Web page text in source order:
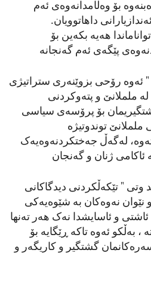
بۆ وەڵامدانەوەی ئەم
داهاتوویان.
هەیە بکەین بۆ
" ئەوە رۆحی بزوێنەری ستراتیژی
ململانێ و پتەوکردنی
بۆ پرۆسەی سیاسی
توندوتیژە
لەگەڵ جەختکردنەوەیەک
وتی " تێکەڵکردنی دیدگاکانی
نێوان نەوەکان بە شێوەیەکی
و ئاسایشدا نەک هەر تەنها
بەڵکو ئەوە تاکە ڕێگایە بۆ
گشتگیر و کاریگەر و